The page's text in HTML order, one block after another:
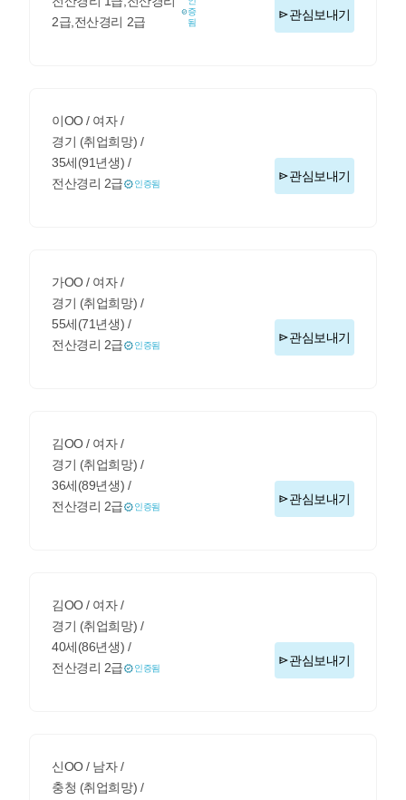
2급,전산경리 2급
증
됨
관심보내기
이OO / 여자 /
경기 (취업희망) /
35세(91년생) /
전산경리 2급
인증됨 관심보내기
가OO / 여자 /
경기 (취업희망) /
55세(71년생) /
전산경리 2급
인증됨 관심보내기
김OO / 여자 /
경기 (취업희망) /
36세(89년생) /
전산경리 2급
인증됨 관심보내기
김OO / 여자 /
경기 (취업희망) /
40세(86년생) /
전산경리 2급
인증됨 관심보내기
신OO / 남자 /
충청 (취업희망) /